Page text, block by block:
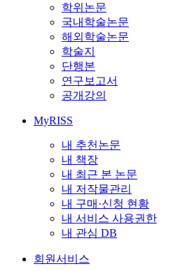
학위논문
국내학술논문
해외학술논문
학술지
단행본
연구보고서
공개강의
MyRISS
내 추천논문
내 책장
내 최근 본 논문
내 저작물관리
내 구매·신청 현황
내 서비스 사용권한
내 관심 DB
회원서비스